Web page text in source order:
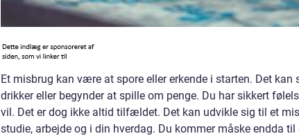
Et misbrug kan være at spore eller erkende i starten. Det
drikker eller begynder at spille om penge. Du har sikkert
vil. Det er dog ikke altid tilfældet. Det kan udvikle sig til et
studie, arbejde og i din hverdag. Du kommer måske endda